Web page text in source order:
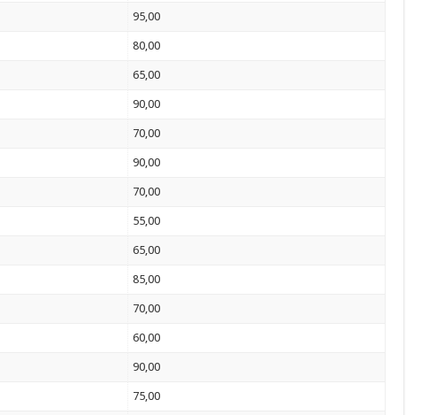
95,00
80,00
65,00
90,00
70,00
90,00
70,00
55,00
65,00
85,00
70,00
60,00
90,00
75,00